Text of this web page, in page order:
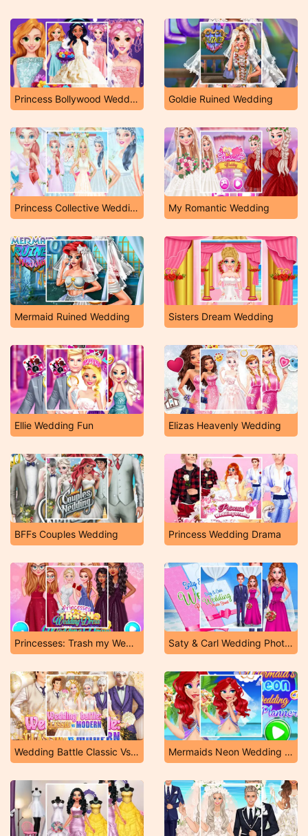
Princess Bollywood Wedding Planner Goldie Ruined Wedding
Princess Collective Wedding My Romantic Wedding
Mermaid Ruined Wedding Sisters Dream Wedding
Ellie Wedding Fun Elizas Heavenly Wedding
BFFs Couples Wedding Princess Wedding Drama
Princesses: Trash my Wedding Dress Saty & Carl Wedding Photo Shoot
Wedding Battle Classic Vs Modern Mermaids Neon Wedding Planner